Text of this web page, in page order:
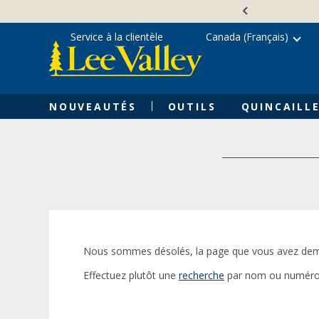
content
NOUVEAUTÉS OUTILS
Service à la clientèle Canada (Français)
Nous sommes désolés, la page que vous avez
Effectuez plutôt une recherche par nom ou